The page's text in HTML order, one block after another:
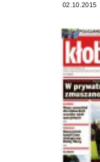
02.10.2015